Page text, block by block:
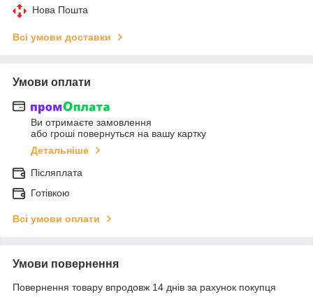
Нова Пошта
Всі умови доставки
Умови оплати
Ви отримаєте замовлення
або гроші повернуться на вашу картку
Детальніше
Післяплата
Готівкою
Всі умови оплати
Умови повернення
Повернення товару впродовж 14 днів за рахунок покупця